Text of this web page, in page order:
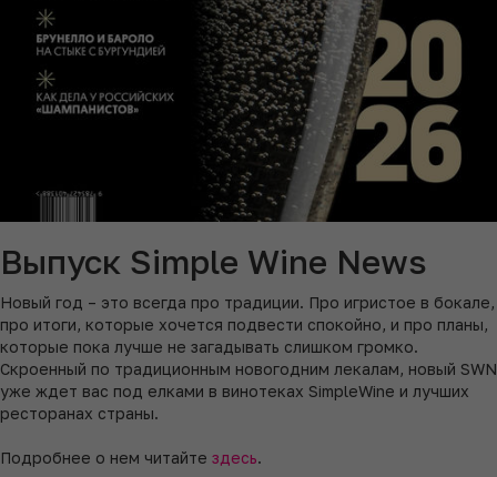
Выпуск Simple Wine News
Новый год – это всегда про традиции. Про игристое в бокале,
про итоги, которые хочется подвести спокойно, и про планы,
которые пока лучше не загадывать слишком громко.
Скроенный по традиционным новогодним лекалам, новый SWN
уже ждет вас под елками в винотеках SimpleWine и лучших
ресторанах страны.
Подробнее о нем читайте здесь.